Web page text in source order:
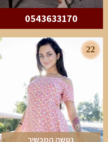
0543633170
22
נטשה המכשיר